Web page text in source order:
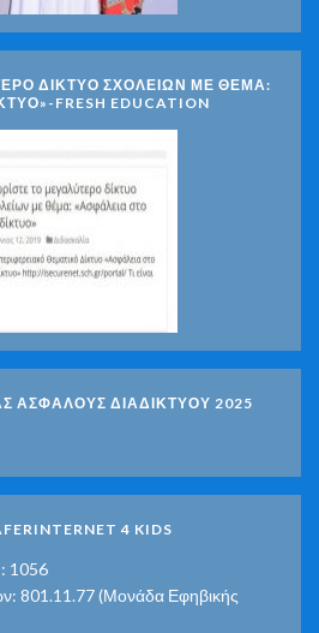
ΔΊΚΤΥΟ ΣΧΟΛΕΊΩΝ ΜΕ ΘΈΜΑ:
FRESH EDUCATION
ΑΣΦΑΛΟΥΣ ΔΙΑΔΙΚΤΥΟΥ 2025
4 KIDS
1056
801.11.77 (Μονάδα Εφηβικής